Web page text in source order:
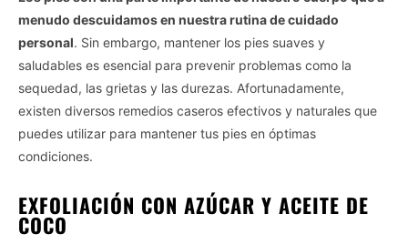
menudo descuidamos en nuestra rutina de cuidado
personal. Sin embargo, mantener los pies suaves y
saludables es esencial para prevenir problemas como la
sequedad, las grietas y las durezas. Afortunadamente,
existen diversos remedios caseros efectivos y naturales que
puedes utilizar para mantener tus pies en óptimas
condiciones.
EXFOLIACIÓN CON AZÚCAR Y ACEITE DE
COCO